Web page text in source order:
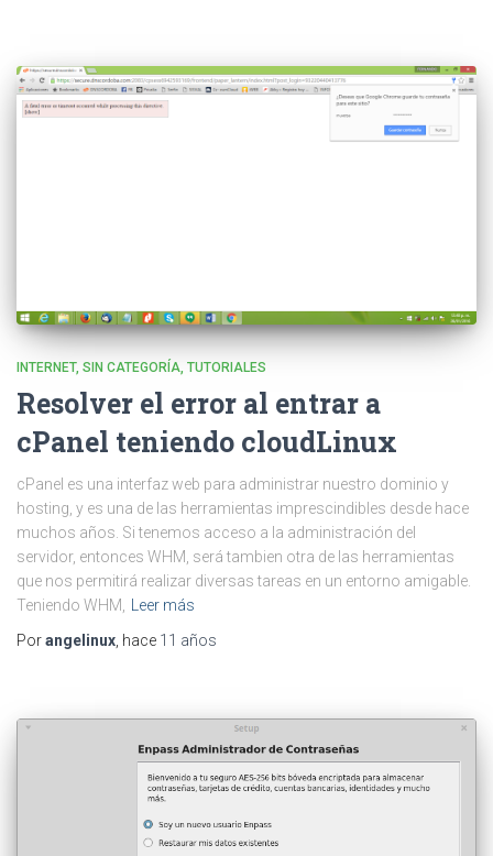
INTERNET SIN CATEGORÍA TUTORIALES
Resolver el error al entrar a
cPanel teniendo cloudLinux
cPanel es una interfaz web para administrar nuestro dominio y
hosting, y es una de las herramientas imprescindibles desde hace
muchos años. Si tenemos acceso a la administración del
servidor, entonces WHM, será tambien otra de las herramientas
que nos permitirá realizar diversas tareas en un entorno amigable.
Teniendo WHM, Leer más
Porangelinux, hace 11 años